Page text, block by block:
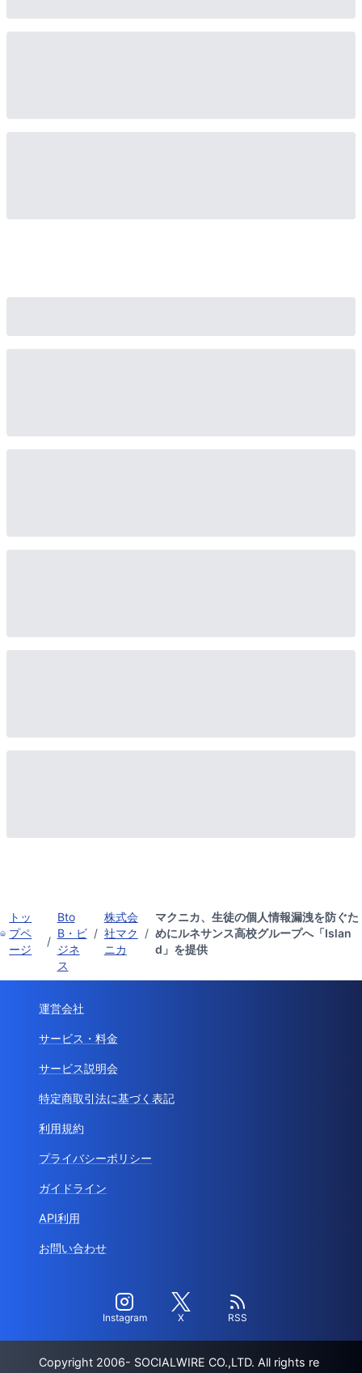
トッ
プペ
ージ
/
Bto
B・ビ
ジネ
ス
/
株式会
社マク
ニカ
/
マクニカ、生徒の個人情報漏洩を防ぐた
めにルネサンス高校グループへ「Islan
d」を提供
運営会社
サービス・料金
サービス説明会
特定商取引法に基づく表記
利用規約
プライバシーポリシー
ガイドライン
API利用
お問い合わせ
Instagram X RSS
Copyright 2006- SOCIALWIRE CO.,LTD. All rights re